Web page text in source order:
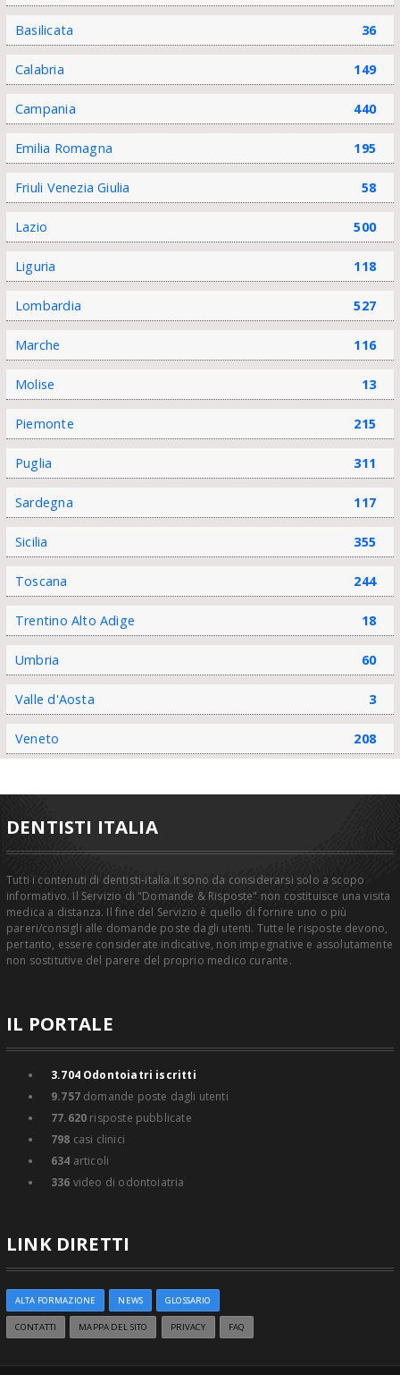
Basilicata 36
Calabria 149
Campania 440
Emilia Romagna 195
Friuli Venezia Giulia 58
Lazio 500
Liguria 118
Lombardia 527
Marche 116
Molise 13
Piemonte 215
Puglia 311
Sardegna 117
Sicilia 355
Toscana 244
Trentino Alto Adige 18
Umbria 60
Valle d'Aosta 3
Veneto 208
DENTISTI ITALIA
Tutti i contenuti di dentisti-italia.it sono da considerarsi solo a scopo
informativo. Il Servizio di "Domande & Risposte" non costituisce una visita
medica a distanza. Il fine del Servizio è quello di fornire uno o più
pareri/consigli alle domande poste dagli utenti. Tutte le risposte devono,
pertanto, essere considerate indicative, non impegnative e assolutamente
non sostitutive del parere del proprio medico curante.
IL PORTALE
3.704Odontoiatri iscritti
9.757domande poste dagli utenti
77.620 risposte pubblicate
798 casi clinici
634 articoli
336 video di odontoiatria
LINK DIRETTI
ALTA FORMAZIONE NEWS GLOSSARIO
CONTATTI MAPPA DEL SITO PRIVACY FAQ